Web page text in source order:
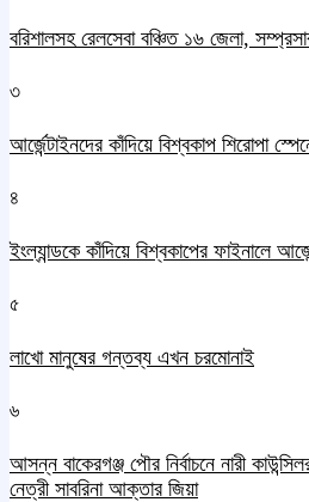
বরিশালসহ রেলসেবা বঞ্চিত ১৬ জেলা,
৩
আর্জেন্টাইনদের কাঁদিয়ে বিশ্বকাপ শিরোপা
৪
ইংল্যান্ডকে কাঁদিয়ে বিশ্বকাপের ফাইনালে
৫
লাখো মানুষের গন্তব্য এখন চরমোনাই
৬
আসন্ন বাকেরগঞ্জ পৌর নির্বাচনে নারী
নেত্রী সাবরিনা আক্তার জিয়া